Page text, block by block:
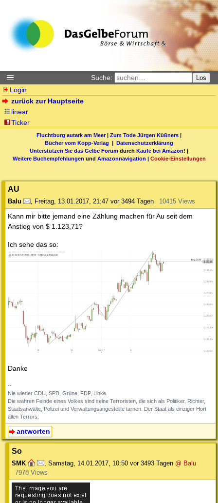
Suche: Los
Login
zurück zur Hauptseite
linear
Ticker
Fluchtburg autark am Meer| Zum Tode Jürgen Küßners |
Bücher vom Kopp-Verlag | Datenschutzerklärung
Unterstützen Sie das Gelbe Forum durch Käufe bei Amazon! |
Weitere Buchempfehlungen und Amazonnavigation | Cookie-Einstellungen
AU
Balu , Freitag, 13.01.2017, 21:47 vor 3494 Tagen 10415 Views
Kann mir bitte jemand eine Zählung machen für Au seit dem
Anstieg von $ 1.123,71?
Ich sehe das so:
Danke
--
Nie wieder CDU, SPD, Grüne, FDP, Linke.
Die wahren Feinde eines Volkes sind seine Terroristen, die sich als Politiker, Richter,
Staatsanwälte, Polizei und Verwaltungsangestellte tarnen. Der Staat als einziger Hort
allen Terrors.
antworten
So
SMK Samstag, 14.01.2017, 10:50 vor 3493 Tagen @ Balu
7978 Views